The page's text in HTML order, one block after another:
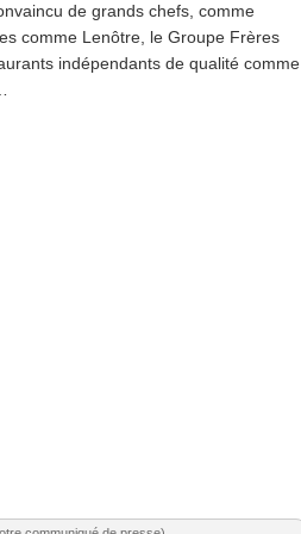
de grands chefs, comme
comme Lenôtre, le Groupe Frères
indépendants de qualité comme